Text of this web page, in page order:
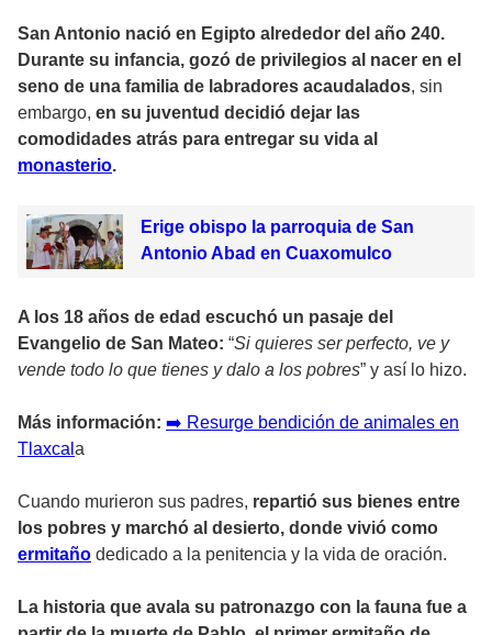
San Antonio nació en Egipto alrededor del año 240.
Durante su infancia, gozó de privilegios al nacer en el
seno de una familia de labradores acaudalados, sin
embargo, en su juventud decidió dejar las
comodidades atrás para entregar su vida al
monasterio.
Erige obispo la parroquia de San
Antonio Abad en Cuaxomulco
A los 18 años de edad escuchó un pasaje del
Evangelio de San Mateo: “Si quieres ser perfecto, ve y
vende todo lo que tienes y dalo a los pobres” y así lo hizo.
Más información: ➡ Resurge bendición de animales en
Tlaxcal a
Cuando murieron sus padres, repartió sus bienes entre
los pobres y marchó al desierto, donde vivió como
ermitaño dedicado a la penitencia y la vida de oración.
La historia que avala su patronazgo con la fauna fue a